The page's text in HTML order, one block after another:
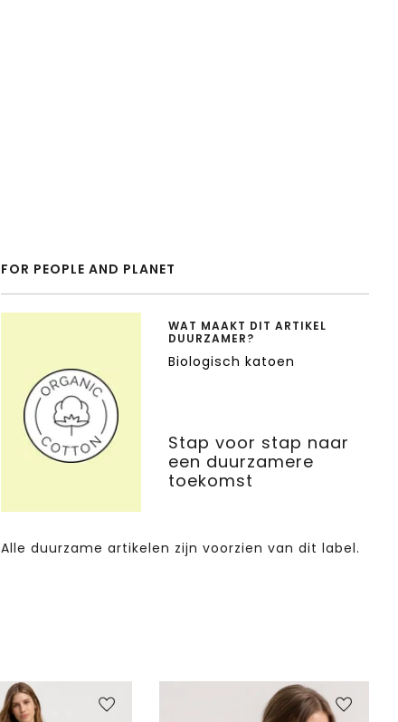
FOR PEOPLE AND PLANET
WAT MAAKT DIT ARTIKEL
DUURZAMER?
Biologisch katoen
Stap voor stap naar
een duurzamere
toekomst
Alle duurzame artikelen zijn voorzien van dit label.